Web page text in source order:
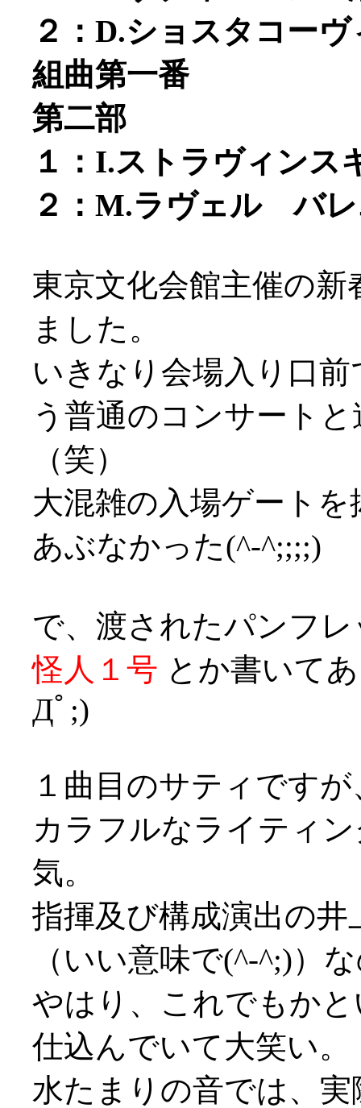
２：D.ショスタコー
組曲第一番
第二部
１：I.ストラヴィン
２：M.ラヴェル バ
東京文化会館主催の
ました。
いきなり会場入り口
う普通のコンサート
（笑）
大混雑の入場ゲート
あぶなかった(^-^;;;;)
で、渡されたパンフ
怪人１号 とか書いて
Дﾟ;)
１曲目のサティです
カラフルなライティ
気。
指揮及び構成演出の
（いい意味で(^-^;)）
やはり、これでもか
仕込んでいて大笑い。
水たまりの音では、